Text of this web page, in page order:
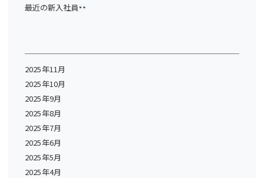
最近の新入社員
2025年11月
2025年10月
2025年9月
2025年8月
2025年7月
2025年6月
2025年5月
2025年4月